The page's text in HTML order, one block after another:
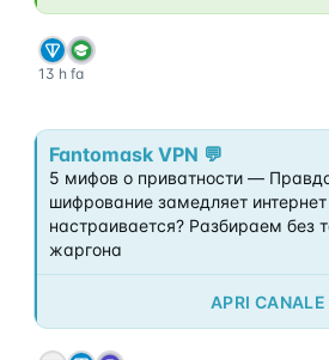
13 h fa
Fantomask VPN 💬
5 мифов о приватности —
шифрование замедляет
настраивается? Разбираем без
жаргона
APRI CANALE